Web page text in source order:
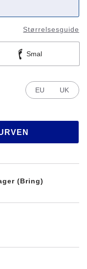
Størrelsesguide
Smal
EU UK
(Bring)